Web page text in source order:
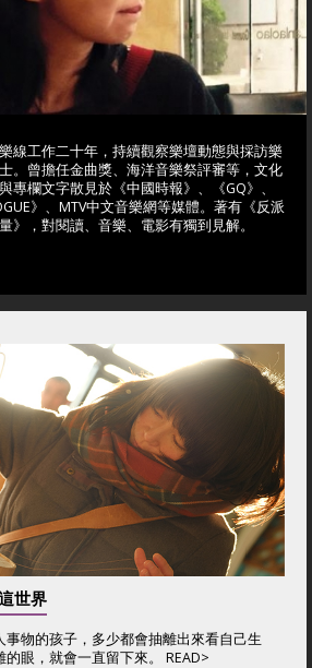
線工作二十年，持續觀察樂壇動態與採訪樂
。曾擔任金曲獎、海洋音樂祭評審等，文化
專欄文字散見於《中國時報》、《GQ》、
》、MTV中文音樂網等媒體。著有《反派
》，對閱讀、音樂、電影有獨到見解。
世界
物的孩子，多少都會抽離出來看自己生
眼，就會一直留下來。 READ>